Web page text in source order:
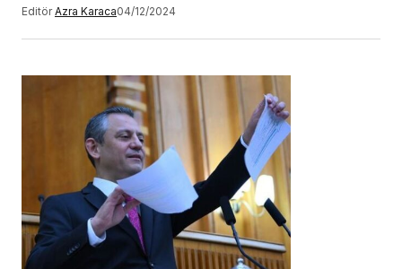
Editör Azra Karaca04/12/2024